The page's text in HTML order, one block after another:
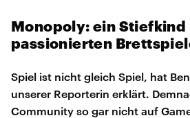
Monopoly: ein Stiefkind
passionierten
Spiel ist nicht gleich Spiel, hat
unserer Reporterin erklärt.
Community so gar nicht auf